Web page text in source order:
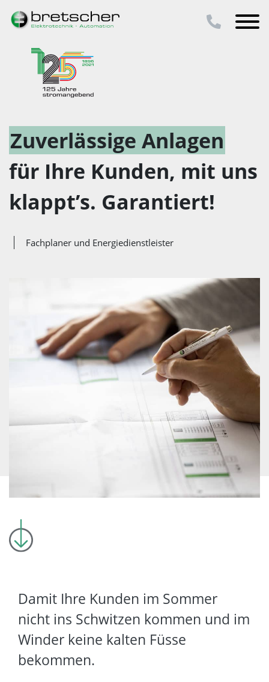
Zuverlässige Anlagen
für Ihre Kunden, mit uns
klappt’s. Garantiert!
Fachplaner und Energiedienstleister
Damit Ihre Kunden im Sommer
nicht ins Schwitzen kommen und im
Winder keine kalten Füsse
bekommen.